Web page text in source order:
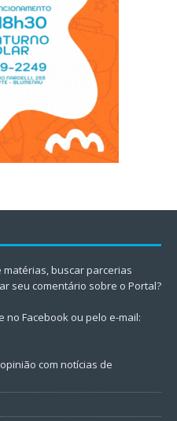
buscar parcerias
seu comentário sobre o Portal?
no Facebook ou pelo e-mail:
com notícias de